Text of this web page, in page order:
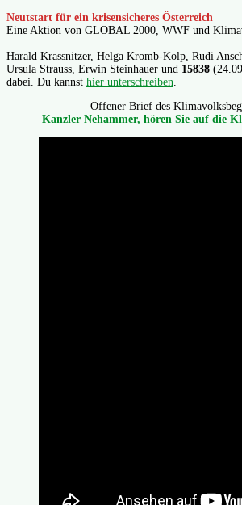
Neutstart für ein krisensicheres Österreich
Eine Aktion von GLOBAL 2000, WWF und
Harald Krassnitzer, Helga Kromb-Kolp, Rudi
Ursula Strauss, Erwin Steinhauer und 15838
dabei. Du kannst hier unterschreiben
Offener Brief des
Kanzler Nehammer, hören Sie auf die